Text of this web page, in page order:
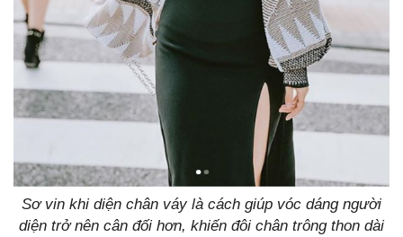
Sơ vin khi diện chân váy là cách giúp vóc dáng người
diện trở nên cân đối hơn, khiến đôi chân trông thon dài